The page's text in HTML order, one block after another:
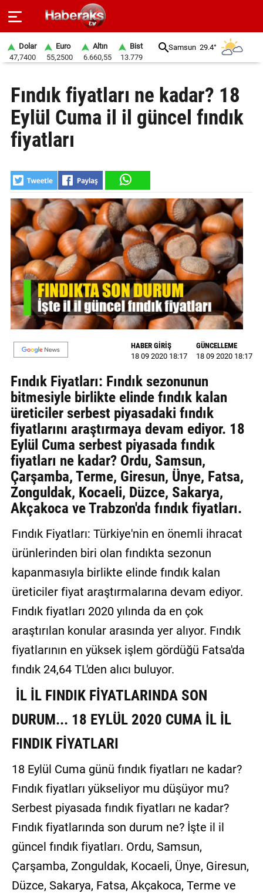
SPOR
YAŞAM
EKONOMİ
BELEDİYELER
SAĞLIK
SİYASET
EĞİTİM
GALERİ
VİDEO
YAZARLAR
BİZE
Künye
İletişim
Gizlilik
Sözleşmesi
Kullanıcı
Sözleşmesi
Dolar
47,7400
Euro
55,2500
Altın
6.660,55
Bist
13.779
Samsun 29.4°
Fındık fiyatları ne kadar? 18
Eylül Cuma il il güncel fındık
fiyatları
HABER GİRİŞ
18 09 2020 18:17
GÜNCELLEME
18 09 2020 18:17
Fındık Fiyatları: Fındık sezonunun
bitmesiyle birlikte elinde fındık kalan
üreticiler serbest piyasadaki fındık
fiyatlarını araştırmaya devam ediyor. 18
Eylül Cuma serbest piyasada fındık
fiyatları ne kadar? Ordu, Samsun,
Çarşamba, Terme, Giresun, Ünye, Fatsa,
Zonguldak, Kocaeli, Düzce, Sakarya,
Akçakoca ve Trabzon'da fındık fiyatları.
Fındık Fiyatları: Türkiye'nin en önemli ihracat
ürünlerinden biri olan fındıkta sezonun
kapanmasıyla birlikte elinde fındık kalan
üreticiler fiyat araştırmalarına devam ediyor.
Fındık fiyatları 2020 yılında da en çok
araştırılan konular arasında yer alıyor. Fındık
fiyatlarının en yüksek işlem gördüğü Fatsa'da
fındık 24,64 TL'den alıcı buluyor.
İL İL FINDIK FİYATLARINDA SON
DURUM... 18 EYLÜL 2020 CUMA İL İL
FINDIK FİYATLARI
18 Eylül Cuma günü fındık fiyatları ne kadar?
Fındık fiyatları yükseliyor mu düşüyor mu?
Serbest piyasada fındık fiyatları ne kadar?
Fındık fiyatlarında son durum ne? İşte il il
güncel fındık fiyatları. Ordu, Samsun,
Çarşamba, Zonguldak, Kocaeli, Ünye, Giresun,
Düzce, Sakarya, Fatsa, Akçakoca, Terme ve